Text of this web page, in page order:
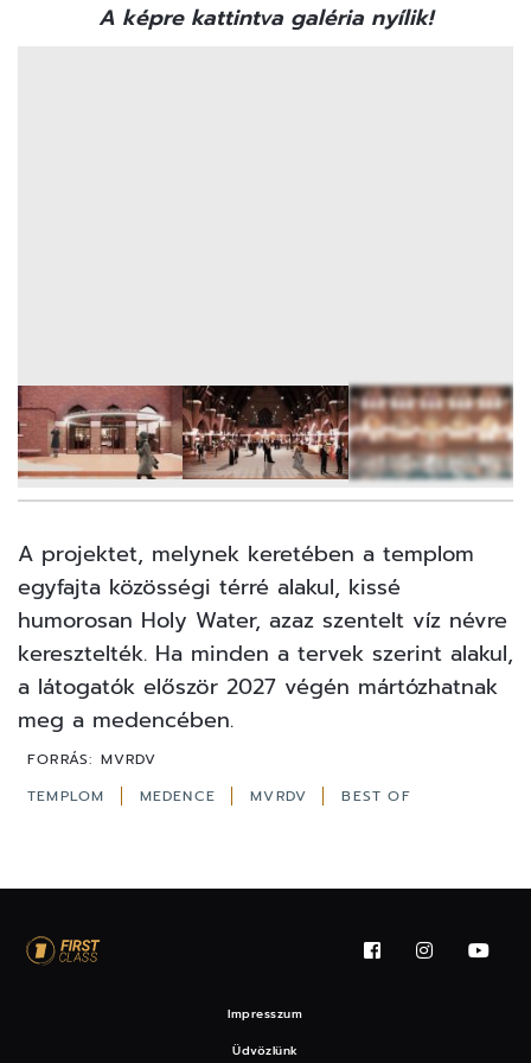
A képre kattintva galéria nyílik!
A projektet, melynek keretében a templom
egyfajta közösségi térré alakul, kissé
humorosan Holy Water, azaz szentelt víz névre
keresztelték. Ha minden a tervek szerint alakul,
a látogatók először 2027 végén mártózhatnak
meg a medencében.
FORRÁS: MVRDV
TEMPLOM
MEDENCE MVRDV BEST OF
Impresszum
Üdvözlünk